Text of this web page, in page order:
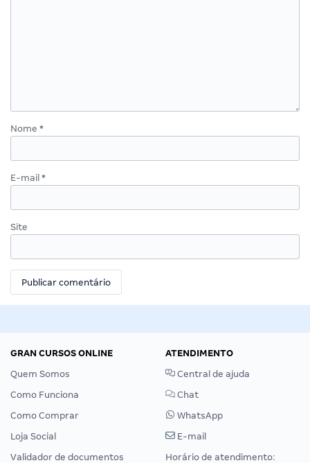
Nome *
E-mail *
Site
GRAN CURSOS ONLINE
Quem Somos
Como Funciona
Como Comprar
Loja Social
Validador de documentos
ATENDIMENTO
Central de ajuda
Chat
WhatsApp
E-mail
Horário de atendimento: